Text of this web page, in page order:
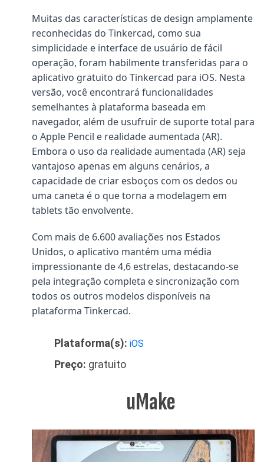
Muitas das características de design amplamente
reconhecidas do Tinkercad, como sua
simplicidade e interface de usuário de fácil
operação, foram habilmente transferidas para o
aplicativo gratuito do Tinkercad para iOS. Nesta
versão, você encontrará funcionalidades
semelhantes à plataforma baseada em
navegador, além de usufruir de suporte total para
o Apple Pencil e realidade aumentada (AR).
Embora o uso da realidade aumentada (AR) seja
vantajoso apenas em alguns cenários, a
capacidade de criar esboços com os dedos ou
uma caneta é o que torna a modelagem em
tablets tão envolvente.
Com mais de 6.600 avaliações nos Estados
Unidos, o aplicativo mantém uma média
impressionante de 4,6 estrelas, destacando-se
pela integração completa e sincronização com
todos os outros modelos disponíveis na
plataforma Tinkercad.
Plataforma(s): iOS
Preço: gratuito
uMake